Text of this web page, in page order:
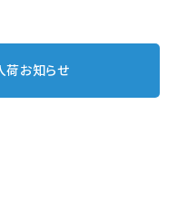
お知らせ